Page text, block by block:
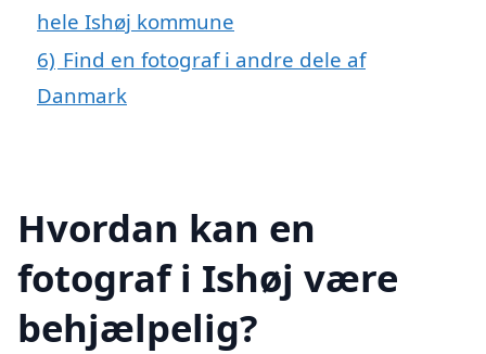
hele Ishøj kommune
6) Find en fotograf i andre dele af
Danmark
Hvordan kan en
fotograf i Ishøj være
behjælpelig?